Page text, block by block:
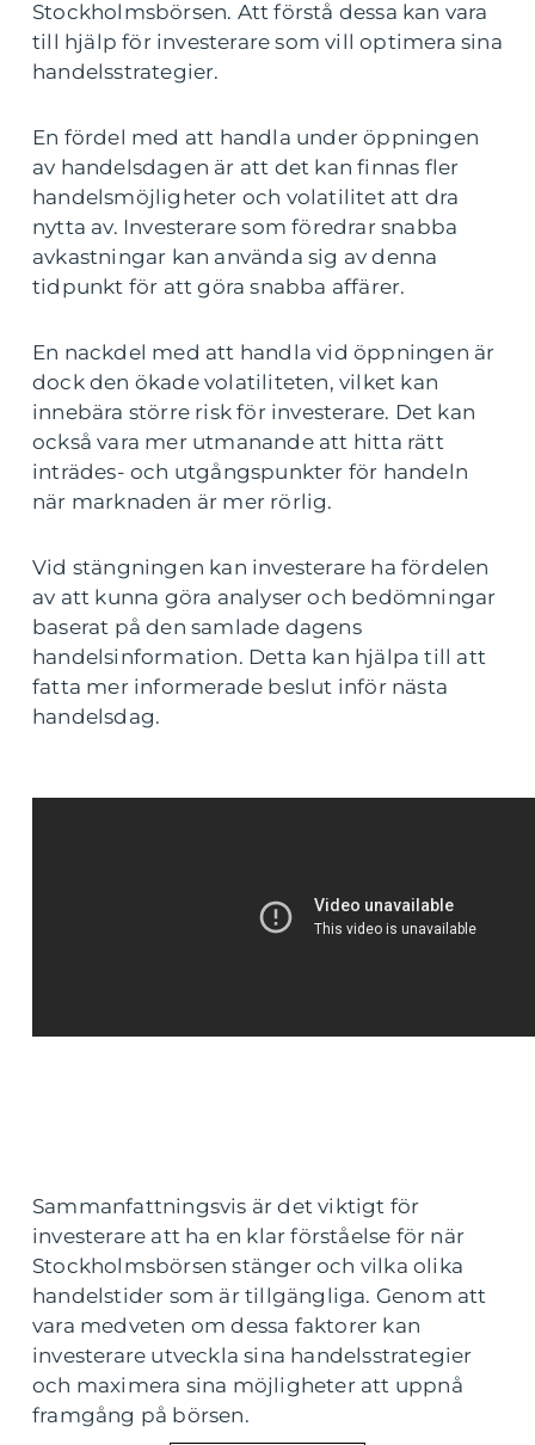
Stockholmsbörsen. Att förstå dessa kan vara
till hjälp för investerare som vill optimera sina
handelsstrategier.
En fördel med att handla under öppningen
av handelsdagen är att det kan finnas fler
handelsmöjligheter och volatilitet att dra
nytta av. Investerare som föredrar snabba
avkastningar kan använda sig av denna
tidpunkt för att göra snabba affärer.
En nackdel med att handla vid öppningen är
dock den ökade volatiliteten, vilket kan
innebära större risk för investerare. Det kan
också vara mer utmanande att hitta rätt
inträdes- och utgångspunkter för handeln
när marknaden är mer rörlig.
Vid stängningen kan investerare ha fördelen
av att kunna göra analyser och bedömningar
baserat på den samlade dagens
handelsinformation. Detta kan hjälpa till att
fatta mer informerade beslut inför nästa
handelsdag.
Sammanfattningsvis är det viktigt för
investerare att ha en klar förståelse för när
Stockholmsbörsen stänger och vilka olika
handelstider som är tillgängliga. Genom att
vara medveten om dessa faktorer kan
investerare utveckla sina handelsstrategier
och maximera sina möjligheter att uppnå
framgång på börsen.